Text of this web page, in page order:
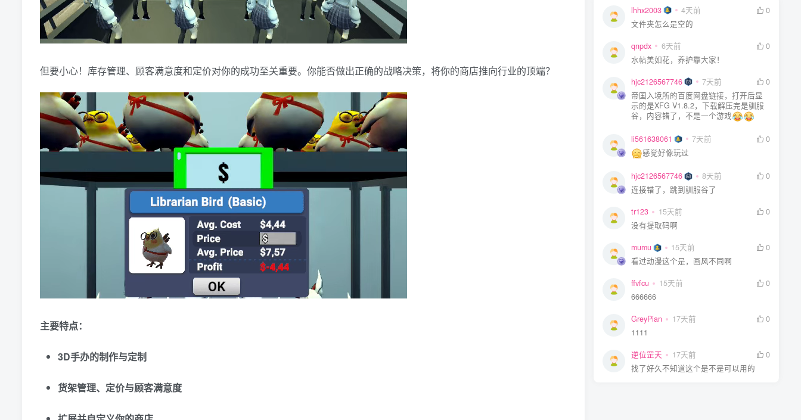
但要小心！库存管理、顾客满意度和定价对你的成功至关重要。你能否做出正确的战略决策，将你的商店推向行业的顶端？
主要特点：
3D手办的制作与定制
货架管理、定价与顾客满意度
lhhx2003 4天前
0
文件夹怎么是空的
qnpdx 6天前
0
水帖美如花，养护靠大家！
hjc2126567746 7天前
0
帝国入境所的百度网盘链接，打开后显
示的是XFG V1.8.2，下载解压完是驯服
谷，内容错了，不是一个游戏
li561638061 7天前
0
感觉好像玩过
hjc2126567746 8天前
0
连接错了，跳到驯服谷了
tr123 15天前
0
没有提取码啊
mumu 15天前
0
看过动漫这个是，画风不同啊
ffvfcu 15天前
0
666666
GreyPian 17天前
0
1111
逆位罡天 17天前
0
找了好久不知道这个是不是可以用的